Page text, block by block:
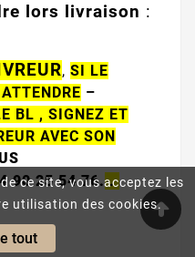
ce site, vous acceptez les
utilisation des cookies.
tout
lors livraison :
, SI LE
–
BL , SIGNEZ ET
AVEC SON
90 25 54 76..